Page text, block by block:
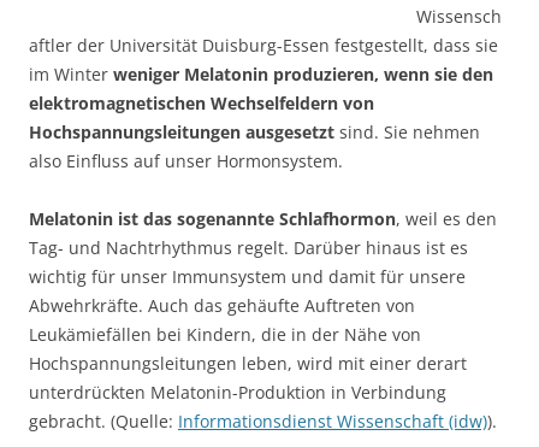
Wissensch
aftler der Universität Duisburg-Essen festgestellt, dass sie
im Winter weniger Melatonin produzieren, wenn sie den
elektromagnetischen Wechselfeldern von
Hochspannungsleitungen ausgesetzt sind. Sie nehmen
also Einfluss auf unser Hormonsystem.
Melatonin ist das sogenannte Schlafhormon, weil es den
Tag- und Nachtrhythmus regelt. Darüber hinaus ist es
wichtig für unser Immunsystem und damit für unsere
Abwehrkräfte. Auch das gehäufte Auftreten von
Leukämiefällen bei Kindern, die in der Nähe von
Hochspannungsleitungen leben, wird mit einer derart
unterdrückten Melatonin-Produktion in Verbindung
gebracht. (Quelle: Informationsdienst Wissenschaft (idw)).